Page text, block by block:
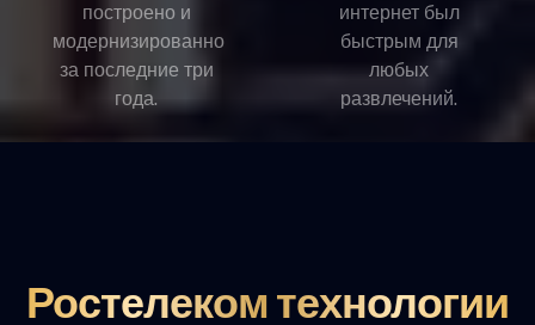
построено и
модернизированно
за последние три
года.
интернет был
быстрым для
любых
развлечений.
Ростелеком технологии